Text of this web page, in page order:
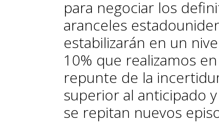
para negociar los
aranceles
estabilizarán en un
10% que realizamos
repunte de la
superior al anticipado
se repitan nuevos